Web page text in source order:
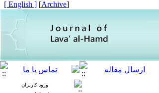
[
Archive
]
[ English ]
ورود کاربران